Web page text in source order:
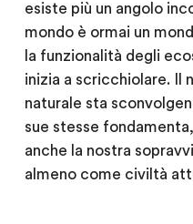
esiste più un angolo
mondo è ormai un
la funzionalità degli
inizia a scricchiolare. Il
naturale sta
sue stesse
anche la nostra
almeno come civiltà